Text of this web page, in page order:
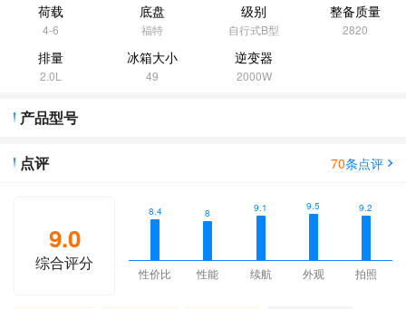
荷载
4-6
底盘
福特
级别
自行式B型
整备质量
2820
排量
2.0L
冰箱大小
49
逆变器
2000W
产品型号
70条点评
点评
9.0
综合评分
8.4
性价比
8
性能
9.1
续航
9.5
外观
9.2
拍照